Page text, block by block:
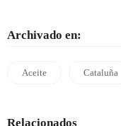
Archivado en:
Aceite Cataluña
Relacionados